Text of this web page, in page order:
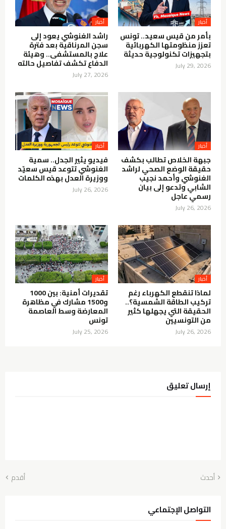
أخبار
بأمر من قيس سعيد.. تونس
تعزز منظومتها الكهربائية
بتجهيزات تكنولوجية حديثة
July 29, 2026
أخبار
راشد الغنوشي يعود إلى
سجن المرناقية بعد فترة
علاج بالمستشفى.. وهيئة
الدفاع تكشف تفاصيل حالته
July 27, 2026
أخبار
جبهة الخلاص تطالب بكشف
حقيقة الوضع الصحي لراشد
الغنوشي وأحمد نجيب
الشابي وتدعو إلى بيان
رسمي عاجل
July 26, 2026
أخبار
فيديو يثير الجدل.. سمية
الغنوشي تتوعد قيس سعيّد
ووزيرة العدل بهذه الكلمات
July 26, 2026
أخبار
لماذا تنقطع الكهرباء رغم
تركيب الطاقة الشمسية؟..
الحقيقة التي يجهلها كثير
من التونسيين
July 26, 2026
أخبار
تقديرات أمنية: بين 1000
و1500 مشارك في مظاهرة
المعارضة وسط العاصمة
تونس
July 25, 2026
إرسال تعليق
أحدث أقدم
التواصل الإجتماعي